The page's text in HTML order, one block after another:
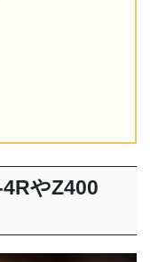
やZ400